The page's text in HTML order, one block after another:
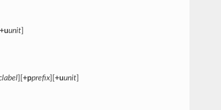
unit]
][ +pprefix][ +uunit]